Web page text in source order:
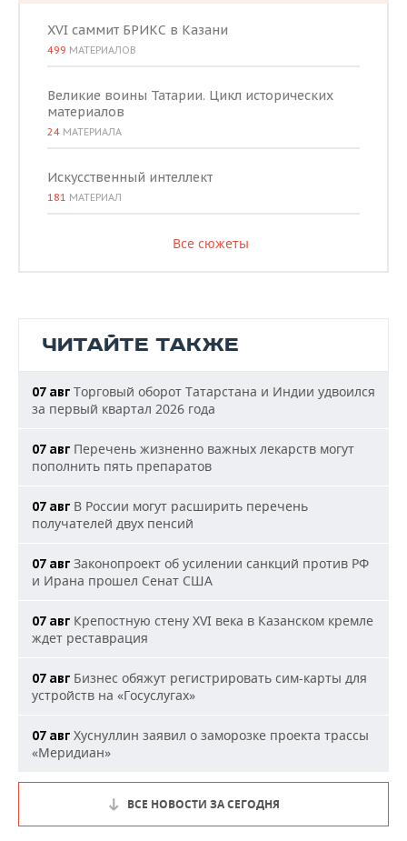
XVI саммит БРИКС в Казани
499 МАТЕРИАЛОВ
Великие воины Татарии. Цикл исторических
материалов
24 МАТЕРИАЛА
Искусственный интеллект
181 МАТЕРИАЛ
Все сюжеты
ЧИТАЙТЕ ТАКЖЕ
07 авг Торговый оборот Татарстана и Индии удвоился
за первый квартал 2026 года
07 авг Перечень жизненно важных лекарств могут
пополнить пять препаратов
07 авг В России могут расширить перечень
получателей двух пенсий
07 авг Законопроект об усилении санкций против РФ
и Ирана прошел Сенат США
07 авг Крепостную стену XVI века в Казанском кремле
ждет реставрация
07 авг Бизнес обяжут регистрировать сим-карты для
устройств на «Госуслугах»
07 авг Хуснуллин заявил о заморозке проекта трассы
«Меридиан»
ВСЕ НОВОСТИ ЗА СЕГОДНЯ